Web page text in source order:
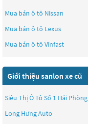
Mua bán ô tô Nissan
Mua bán ô tô Lexus
Mua bán ô tô Vinfast
Giới thiệu sanlon xe cũ
Siêu Thị Ô Tô Số 1 Hải Phòng
Long Hưng Auto